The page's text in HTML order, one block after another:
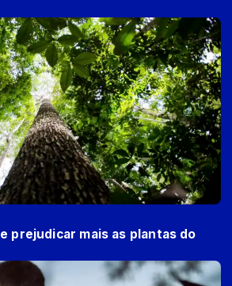
prejudicar mais as plantas do